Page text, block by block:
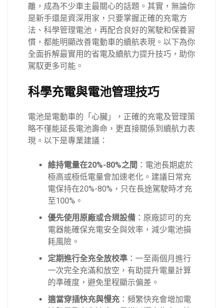
離，成為不少車主最關心的話題。其實，無論你
是新手還是資深用家，只要掌握正確的充電方
法、科學管理電池，再配合良好的駕駛和保養習
慣，都能明顯改善電動車的續航表現。以下為你
全面拆解最實用的省電及續航力提升技巧，助你
駕馭更多可能。
科學充電與電池管理技巧
電池是電動車的「心臟」，正確的充電及管理策
略不僅能延長電池壽命，更直接關係到續航力表
現。以下是專業建議：
維持電量在20%-80%之間 ：電池長期處於
極高或極低電量會加速老化。建議日常充
電保持在20%-80%，只在長途駕駛時才充
至100%。
優先使用原廠或合規設備 ：原廠認可的充
電器能確保充電安全與效率，減少電池損
耗風險。
定期進行全充全放校準 ：一至兩個月進行
一次完全充滿和放空，有助提升電量計算
的準確度，避免里程顯示偏差。
適當穿插快充與慢充 ：頻繁快充會增加電